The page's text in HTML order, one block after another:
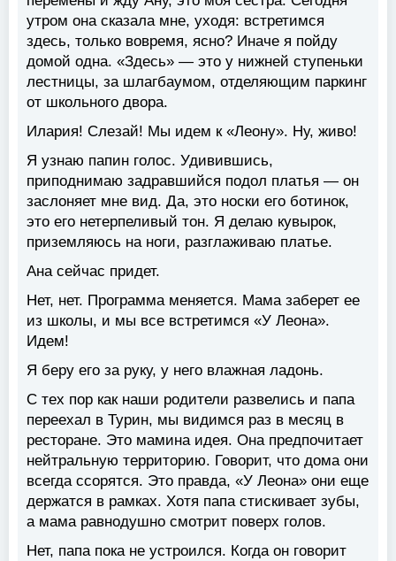
утром она сказала мне, уходя: встретимся
здесь, только вовремя, ясно? Иначе я пойду
домой одна. «Здесь» — это у нижней ступеньки
лестницы, за шлагбаумом, отделяющим паркинг
от школьного двора.
Илария! Слезай! Мы идем к «Леону». Ну, живо!
Я узнаю папин голос. Удивившись,
приподнимаю задравшийся подол платья — он
заслоняет мне вид. Да, это носки его ботинок,
это его нетерпеливый тон. Я делаю кувырок,
приземляюсь на ноги, разглаживаю платье.
Ана сейчас придет.
Нет, нет. Программа меняется. Мама заберет ее
из школы, и мы все встретимся «У Леона».
Идем!
Я беру его за руку, у него влажная ладонь.
С тех пор как наши родители развелись и папа
переехал в Турин, мы видимся раз в месяц в
ресторане. Это мамина идея. Она предпочитает
нейтральную территорию. Говорит, что дома они
всегда ссорятся. Это правда, «У Леона» они еще
держатся в рамках. Хотя папа стискивает зубы,
а мама равнодушно смотрит поверх голов.
Нет, папа пока не устроился. Когда он говорит